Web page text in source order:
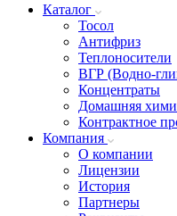
Каталог
Тосол
Антифриз
Теплоносители
ВГР (Водно-
Концентраты
Домашняя
Контрактное
Компания
О компании
Лицензии
История
Партнеры